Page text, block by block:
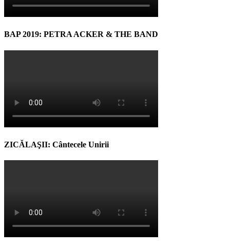
BAP 2019: PETRA ACKER & THE BAND
ZICĂLAŞII: Cântecele Unirii